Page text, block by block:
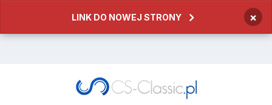
LINK DO NOWEJ STRONY ×